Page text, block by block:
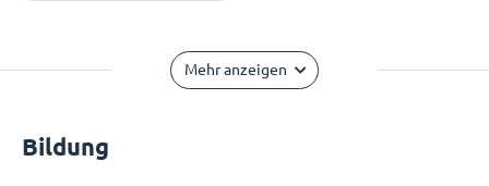
Mehr anzeigen
Bildung